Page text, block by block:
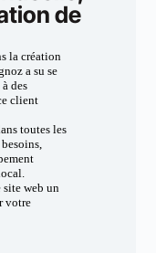
de
la création
a su se
des
client
toutes les
web un
votre